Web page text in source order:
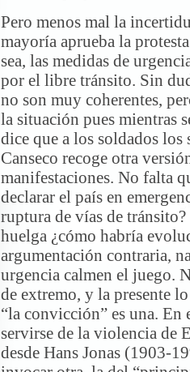
Pero menos mal la
mayoría aprueba la
sea, las medidas de
por el libre tránsito. Sin
no son muy coherentes,
la situación pues mientras
dice que a los soldados
Canseco recoge otra
manifestaciones. No falta
declarar el país en
ruptura de vías de
huelga ¿cómo habría
argumentación contraria,
urgencia calmen el juego.
de extremo, y la presente
“la convicción” es una. En
servirse de la violencia de
desde Hans Jonas (1903-